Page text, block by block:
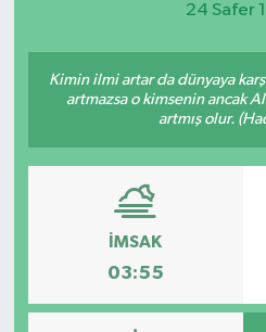
24 Safer
Kimin ilmi artar da dünyaya
artmazsa o kimsenin ancak
artmış olur.
İMSAK
03:55